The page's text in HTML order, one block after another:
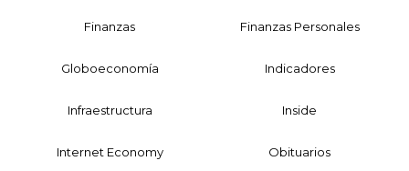
Finanzas Finanzas Personales
Globoeconomía Indicadores
Infraestructura Inside
Internet Economy Obituarios